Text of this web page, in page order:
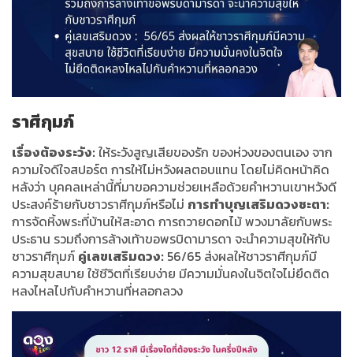
ราศีกุมภ์
เรื่องต้องระวัง:ให้ระวังสูญเสียของรัก ของห่วงของตนเอง จาก
ความใจดีใจสปอร์ต การให้ไม่หวังผลตอบแทน โดยไม่คิดหน้าคิด
หลังว่า บุคคลเหล่านี้ที่มาขอความช่วยเหลือด้วยคำหวานเขาหวังดี
ประสงค์ร้ายกับชาวราศีกุมภ์หรือไม่ การทำบุญเสริมดวงชะตา:
การจัดหิ้งพระที่บ้านให้สะอาด การถวายดอกไม้ พวงมาลัยกับพระ
ประธาน รวมถึงการล้างเท้าขอพรบิดามารดา จะนำความสุขให้กับ
ชาวราศีกุมภ์ คู่เลขเสริมดวง: 56/65 ส่งผลให้ชาวราศีกุมภ์มี
ความสุขสบาย ใช้ชีวิตที่เรียบง่าย มีความมั่นคงในจิตใจไม่ยึดติด
หลงไหลไปกับคำหวานที่หลอกลวง